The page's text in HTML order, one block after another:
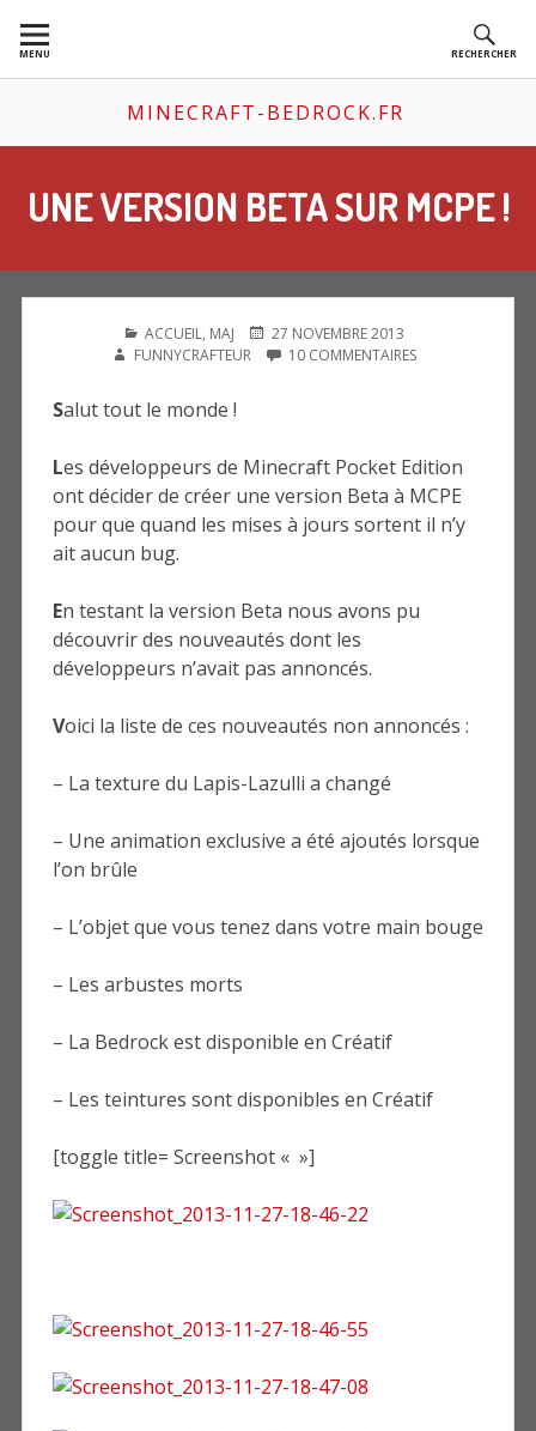
auMENU RECHERCHER
MINECRAFT-BEDROCK.FR
UNE VERSION BETA SUR MCPE !
PUBLIÉ
DANS
ACCUEIL, MAJ
PUBLIÉ
LE
27 NOVEMBRE 2013
FUNNYCRAFTEUR
10 COMMENTAIRESSUR
MCPE
Salut tout le monde !
Les développeurs de Minecraft Pocket Edition
ont décider de créer une version Beta à MCPE
pour que quand les mises à jours sortent il n’y
ait aucun bug.
En testant la version Beta nous avons pu
découvrir des nouveautés dont les
développeurs n’avait pas annoncés.
Voici la liste de ces nouveautés non annoncés :
– La texture du Lapis-Lazulli a changé
– Une animation exclusive a été ajoutés lorsque
l’on brûle
– L’objet que vous tenez dans votre main bouge
– Les arbustes morts
– La Bedrock est disponible en Créatif
– Les teintures sont disponibles en Créatif
[toggle title= Screenshot « »]